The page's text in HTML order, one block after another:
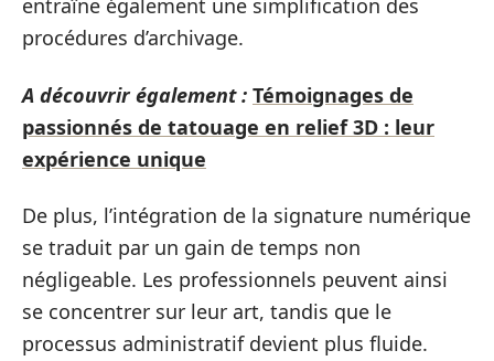
entraîne également une simplification des
procédures d’archivage.
A découvrir également : Témoignages de
passionnés de tatouage en relief 3D : leur
expérience unique
De plus, l’intégration de la signature numérique
se traduit par un gain de temps non
négligeable. Les professionnels peuvent ainsi
se concentrer sur leur art, tandis que le
processus administratif devient plus fluide.